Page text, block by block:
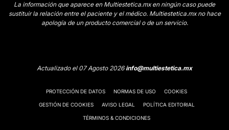
La información que aparece en Multiestetica.mx en ningún caso puede
sustituir la relación entre el paciente y el médico. Multiestetica.mx no hace
apología de un producto comercial o de un servicio.
Actualizado el 07 Agosto 2026info@multiestetica.mx
PROTECCIÓN DE DATOS NORMAS DE USO COOKIES
GESTIÓN DE COOKIES AVISO LEGAL POLÍTICA EDITORIAL
TÉRMINOS & CONDICIONES